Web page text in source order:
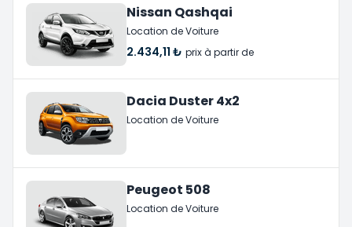
Nissan Qashqai
Location de Voiture
2.434,11 ₺ prix à partir de
Dacia Duster 4x2
Location de Voiture
Peugeot 508
Location de Voiture